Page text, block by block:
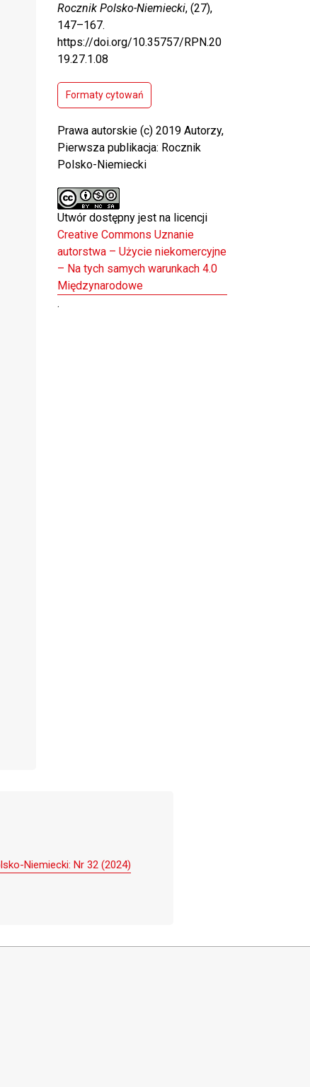
Rocznik Polsko-Niemiecki, (27),
147–167.
https://doi.org/10.35757/RPN.20
19.27.1.08
Formaty cytowań
Prawa autorskie (c) 2019 Autorzy,
Pierwsza publikacja: Rocznik
Polsko-Niemiecki
Utwór dostępny jest na licencji
Creative Commons Uznanie
autorstwa – Użycie niekomercyjne
– Na tych samych warunkach 4.0
Międzynarodowe
.
Niemiecki: Nr 32 (2024)